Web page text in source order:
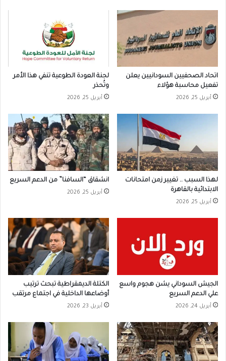
اتحاد الصحفيين السودانيين يعلن
تفعيل محاسبة هؤلاء
أبريل 25, 2026
لجنة العودة الطوعية تنفي هذا الأمر
وتُحذر
أبريل 25, 2026
لهذا السبب .. تغيير زمن امتحانات
الابتدائية بالقاهرة
أبريل 25, 2026
انشقاق “السافنا” من الدعم السريع
أبريل 25, 2026
الجيش السوداني يشن هجوم واسع
علي الدعم السريع
أبريل 24, 2026
الكتلة الديمقراطية تبحث ترتيب
أوضاعها الداخلية في اجتماع مرتقب
أبريل 23, 2026